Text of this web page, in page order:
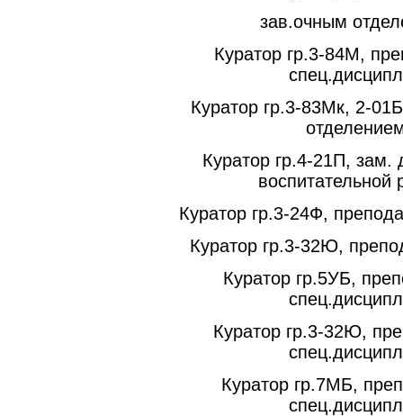
зав.очным
Куратор гр.3-84М,
Куратор гр.3-83Мк, 2-
Куратор гр.4-21П, зам.
воспитательной
Куратор гр.3-24Ф,
Куратор гр.3-32Ю,
Куратор гр.5УБ,
Куратор гр.3-32Ю,
Куратор гр.7МБ,